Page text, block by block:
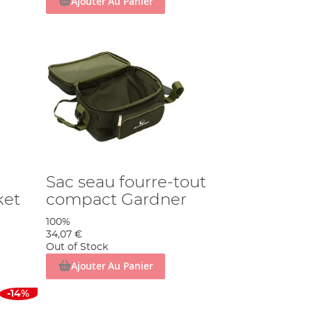
Sac seau fourre-tout
compact Gardner
100%
34,07 €
Out of Stock
Ajouter Au Panier
-14%